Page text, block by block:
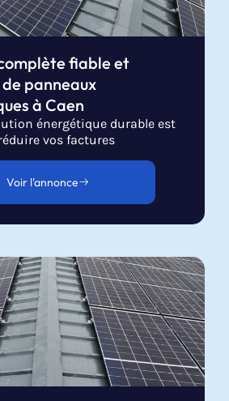
fiable et
panneaux
à Caen
énergétique durable est
vos factures
Voir l'annonce